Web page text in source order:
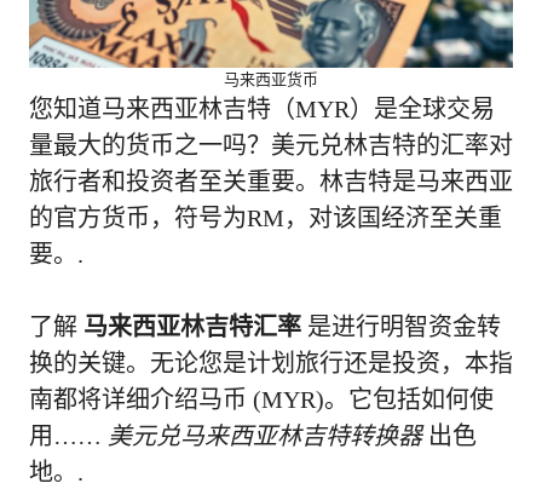
马来西亚货币
您知道马来西亚林吉特（MYR）是全球交易
量最大的货币之一吗？美元兑林吉特的汇率对
旅行者和投资者至关重要。林吉特是马来西亚
的官方货币，符号为RM，对该国经济至关重
要。.
了解 马来西亚林吉特汇率 是进行明智资金转
换的关键。无论您是计划旅行还是投资，本指
南都将详细介绍马币 (MYR)。它包括如何使
用…… 美元兑马来西亚林吉特转换器出色
地。.